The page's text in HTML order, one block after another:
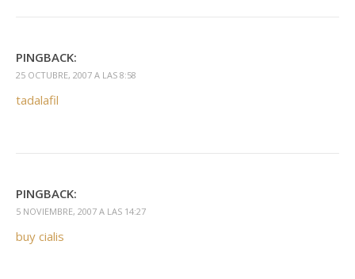
PINGBACK:
25 OCTUBRE, 2007 A LAS 8:58
tadalafil
PINGBACK:
5 NOVIEMBRE, 2007 A LAS 14:27
buy cialis